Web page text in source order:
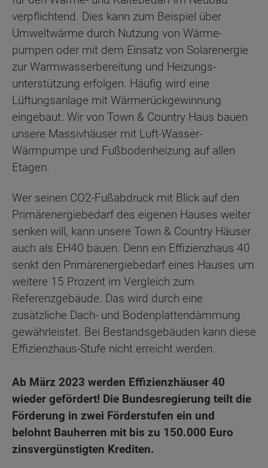
verpflichtend. Dies kann zum Beispiel über
Umwelt­wärme durch Nutzung von Wärme­
pumpen oder mit dem Einsatz von Solar­energie
zur Warm­wasser­bereitung und Heizungs­
unterstützung erfolgen. Häufig wird eine
Lüftungs­anlage mit Wärme­rück­gewinnung
eingebaut. Wir von Town & Country Haus bauen
unsere Massivhäuser mit Luft-Wasser-
Wärmpumpe und Fußbodenheizung auf allen
Etagen.
Wer seinen CO2-Fußabdruck mit Blick auf den
Primärenergiebedarf des eigenen Hauses weiter
senken will, kann unsere Town & Country Häuser
auch als EH40 bauen. Denn ein Effizienzhaus 40
senkt den Primärenergiebedarf eines Hauses um
weitere 15 Prozent im Vergleich zum
Referenzgebäude. Das wird durch eine
zusätzliche Dach- und Bodenplattendämmung
gewährleistet. Bei Bestandsgebäuden kann diese
Effizienzhaus-Stufe nicht erreicht werden.
Ab März 2023 werden Effizienzhäuser 40
wieder gefördert! Die Bundesregierung teilt die
Förderung in zwei Förderstufen ein und
belohnt Bauherren mit bis zu 150.000 Euro
zinsvergünstigten Krediten.